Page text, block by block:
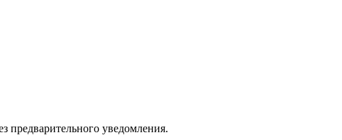
предварительного уведомления.